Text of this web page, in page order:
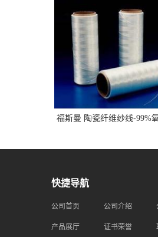
福斯曼 陶瓷纤维纱线-99%
快捷导航
公司首页 公司介绍
产品展厅 证书荣誉